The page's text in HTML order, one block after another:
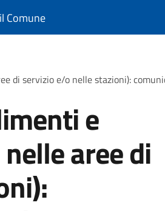
Comune
di servizio e/o nelle stazioni):
e
aree di